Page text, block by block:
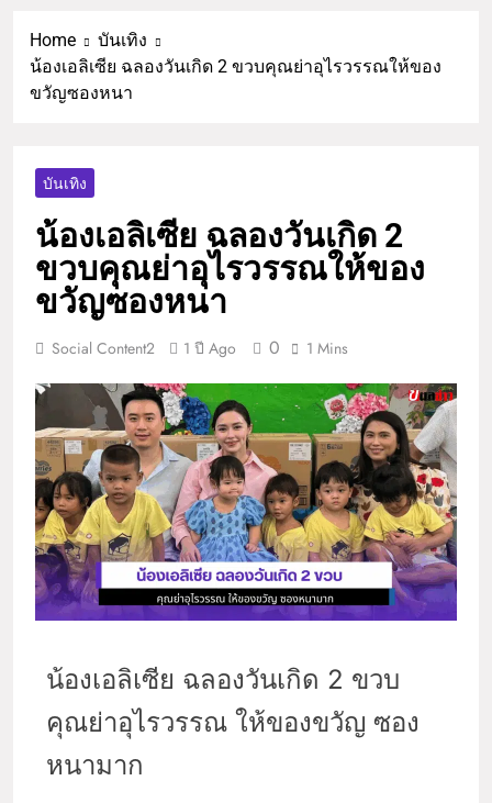
Home
บันเทิง
น้องเอลิเซีย ฉลองวันเกิด 2 ขวบคุณย่าอุไรวรรณให้ของ
ขวัญซองหนา
บันเทิง
น้องเอลิเซีย ฉลองวันเกิด 2
ขวบคุณย่าอุไรวรรณให้ของ
ขวัญซองหนา
Social Content2 1 ปี Ago 0 1 Mins
น้องเอลิเซีย ฉลองวันเกิด 2 ขวบ
คุณย่าอุไรวรรณ ให้ของขวัญ ซอง
หนามาก